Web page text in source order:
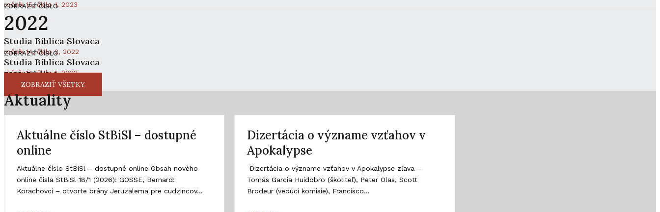
ročník 15, číslo 1, 2023
ZOBRAZIŤ ČÍSLO
2022
Studia Biblica Slovaca
ročník 14, číslo 2, 2022
ZOBRAZIŤ ČÍSLO
Studia Biblica Slovaca
ročník 14, číslo 1, 2022
ZOBRAZIŤ ČÍSLO
ZOBRAZIŤ VŠETKY
Aktuality
Aktuálne číslo StBiSl – dostupné
online
Aktuálne číslo StBiSl – dostupné online Obsah nového
online čísla StBiSl 18/1 (2026): GOSSE, Bernard:
Korachovci – otvorte brány Jeruzalema pre cudzincov...
Dizertácia o význame vzťahov v
Apokalypse
Dizertácia o význame vzťahov v Apokalypse zľava –
Tomás García Huidobro (školiteľ), Peter Olas, Scott
Brodeur (vedúci komisie), Francisco...